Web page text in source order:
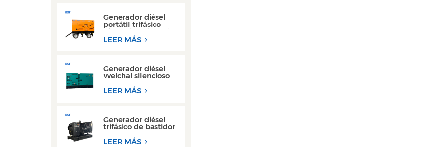
Generador diésel
portátil trifásico
súper silencioso, tipo
remolque, de 200
LEER MÁS
Generador diésel
Weichai silencioso
150 kVA y 200 kVA,
LEER MÁS
Generador diésel
trifásico de bastidor
rendimiento con
LEER MÁS